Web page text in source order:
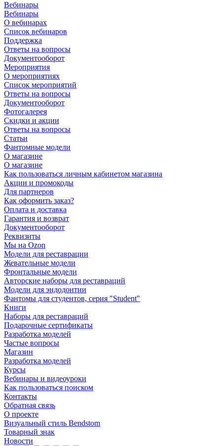
Вебинары
Вебинары
О вебинарах
Список вебинаров
Поддержка
Ответы на вопросы
Документооборот
Мероприятия
О мероприятиях
Список мероприятий
Ответы на вопросы
Документооборот
Фотогалерея
Скидки и акции
Ответы на вопросы
Статьи
Фантомные модели
О магазине
О магазине
Как пользоваться личным кабинетом магазина
Акции и промокоды
Для партнеров
Как оформить заказ?
Оплата и доставка
Гарантия и возврат
Документооборот
Реквизиты
Мы на Ozon
Модели для реставрации
Жевательные модели
Фронтальные модели
Авторские наборы для реставраций
Модели для эндодонтии
Фантомы для студентов, серия "Student"
Книги
Наборы для реставраций
Подарочные сертификаты
Разработка моделей
Частые вопросы
Магазин
Разработка моделей
Курсы
Вебинары и видеоуроки
Как пользоваться поиском
Контакты
Обратная связь
О проекте
Визуальный стиль Bendstom
Товарный знак
Новости